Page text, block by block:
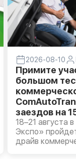
2026-08-10
Примите
большом
заездов на
18–21 августа
Экспо»
драйв